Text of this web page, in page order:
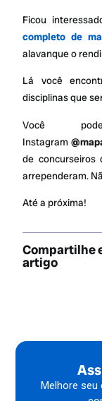
Ficou
completo de
alavanque o
Lá você
disciplinas que
Você
Instagram
de concurseiros
arrependeram.
Até a próxima!
Compartilhe
artigo
Melhore seu